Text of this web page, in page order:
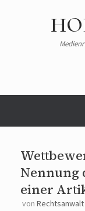
Nennung
einer
von Rechtsanwalt